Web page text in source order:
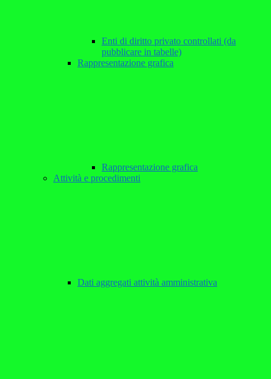
Enti di diritto privato controllati (da
pubblicare in tabelle)
Rappresentazione grafica
Rappresentazione grafica
Attività e procedimenti
Dati aggregati attività amministrativa